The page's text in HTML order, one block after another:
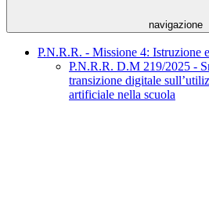
navigazione
P.N.R.R. - Missione 4: Istruzione
P.N.R.R. D.M 219/2025 -
transizione digitale
artificiale nella scuola